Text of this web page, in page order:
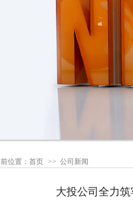
位置： 首页 >> 公司新闻
大投公司全力